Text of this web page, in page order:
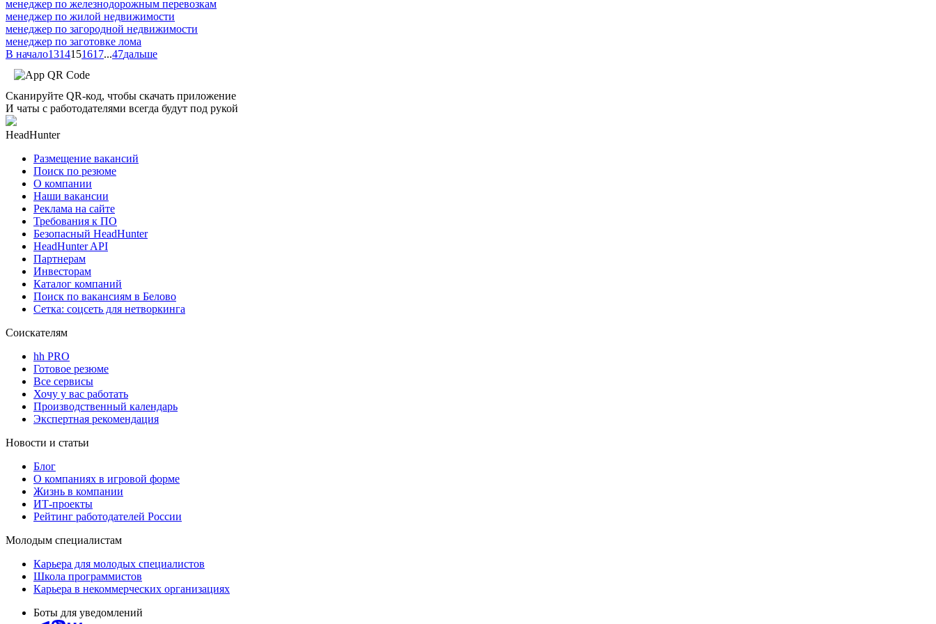
менеджер по железнодорожным перевозкам
менеджер по жилой недвижимости
менеджер по загородной недвижимости
менеджер по заготовке лома
В начало1314151617...47дальше
Сканируйте QR-код, чтобы скачать приложение
И чаты с работодателями всегда будут под рукой
HeadHunter
Размещение вакансий
Поиск по резюме
О компании
Наши вакансии
Реклама на сайте
Требования к ПО
Безопасный HeadHunter
HeadHunter API
Партнерам
Инвесторам
Каталог компаний
Поиск по вакансиям в Белово
Сетка: соцсеть для нетворкинга
Соискателям
hh PRO
Готовое резюме
Все сервисы
Хочу у вас работать
Производственный календарь
Экспертная рекомендация
Новости и статьи
Блог
О компаниях в игровой форме
Жизнь в компании
ИТ-проекты
Рейтинг работодателей России
Молодым специалистам
Карьера для молодых специалистов
Школа программистов
Карьера в некоммерческих организациях
Боты для уведомлений